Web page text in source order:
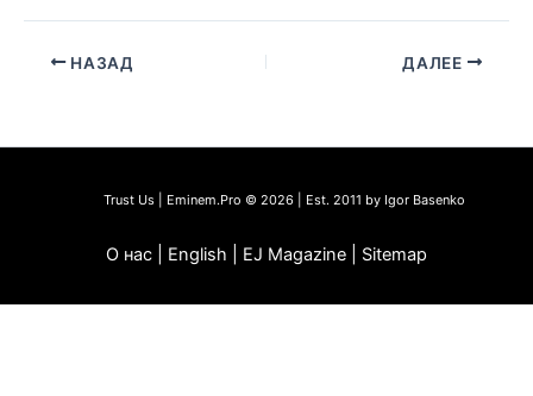
НАЗАД ДАЛЕЕ
Trust Us | Eminem.Pro © 2026 | Est. 2011 by Igor Basenko
О нас | English | EJ Magazine | Sitemap